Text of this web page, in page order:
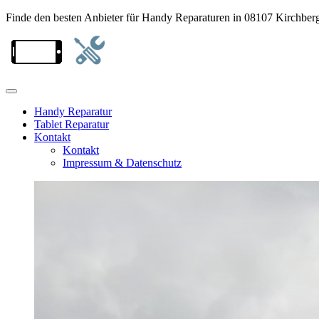
Finde den besten Anbieter für Handy Reparaturen in 08107
Handy Reparatur
Tablet Reparatur
Kontakt
Kontakt
Impressum & Datenschutz